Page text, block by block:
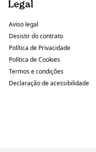
Legal
Aviso legal
Desistir do contrato
Política de Privacidade
Política de Cookies
Termos e condições
Declaração de acessibilidade